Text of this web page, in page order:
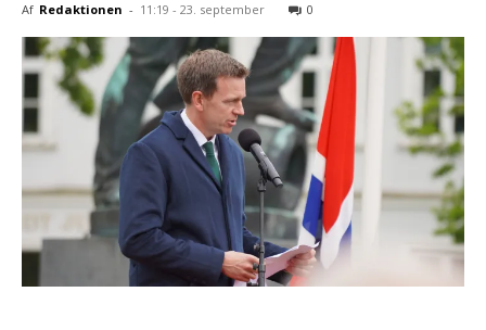
Af Redaktionen - 11:19 - 23. september 0